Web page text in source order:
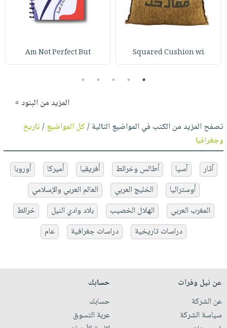
Squared Cushion wi
Am Not Perfect But
1
2
3
4
5
المزيد من البنود »
تصفح المزيد من الكتب في المواضيع التالية /كل المواضيع/تاريخ
وجغرافيا
آثار آسيا أطالس وخرائط أفريقيا أميركا
أوروبا
أوستراليا
الخليج العربي
العالم العربي والإسلامي
المغرب العربي
الهلال الخصيب بلاد وادي النيل
خرائط
دراسات تاريخية
دراسات جغرافية عام
عن نيل وفرات
عن الشركة
سياسة الشركة
حسابك
حسابك
عربة التسوق